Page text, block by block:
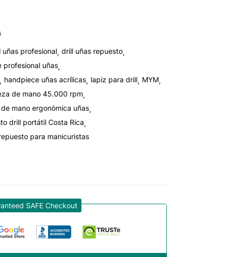
uñas profesional drill uñas repuesto
profesional uñas
handpiece uñas acrílicas lapiz para drill MYM
de mano 45.000 rpm
mano ergonómica uñas
drill portátil Costa Rica
para manicuristas
SAFE Checkout